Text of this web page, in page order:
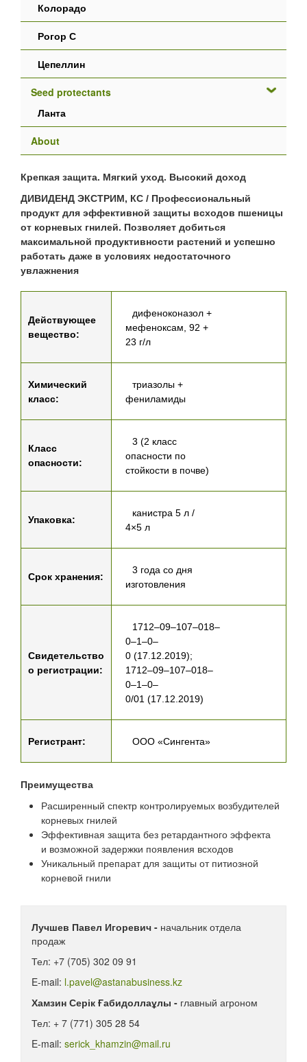
Колорадо
Рогор С
Цепеллин
Seed protectants
Ланта
About
Крепкая защита. Мягкий уход. Высокий доход
ДИВИДЕНД ЭКСТРИМ, КС / Профессиональный
продукт для эффективной защиты всходов пшеницы
от корневых гнилей. Позволяет добиться
максимальной продуктивности растений и успешно
работать даже в условиях недостаточного
увлажнения
Действующее
вещество:
дифеноконазол +
мефеноксам, 92 +
23 г/л
Химический
класс:
триазолы +
фениламиды
Класс
опасности:
3 (2 класс
опасности по
стойкости в почве)
Упаковка:
канистра 5 л /
4×5 л
Срок хранения:
3 года со дня
изготовления
Свидетельство
о регистрации:
1712–09–107–018–
0–1–0–
0 (17.12.2019);
1712–09–107–018–
0–1–0–
0/01 (17.12.2019)
Регистрант: ООО «Сингента»
Преимущества
Расширенный спектр контролируемых возбудителей
корневых гнилей
Эффективная защита без ретардантного эффекта
и возможной задержки появления всходов
Уникальный препарат для защиты от питиозной
корневой гнили
Лучшев Павел Игоревич - начальник отдела
продаж
Тел: +7 (705) 302 09 91
E-mail: l.pavel@astanabusiness.kz
Хамзин Серік Ғабидоллаұлы - главный агроном
Тел: + 7 (771) 305 28 54
E-mail: serick_khamzin@mail.ru